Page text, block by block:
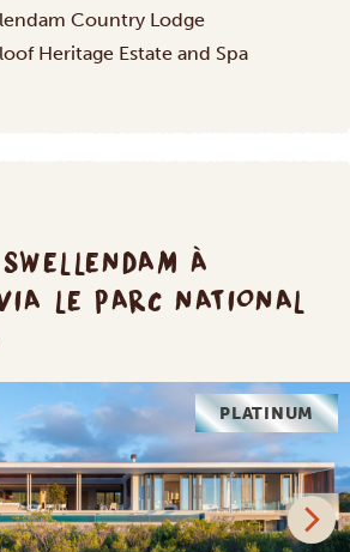
Country Lodge
Heritage Estate and Spa
À
LE PARC NATIONAL
PLATINUM